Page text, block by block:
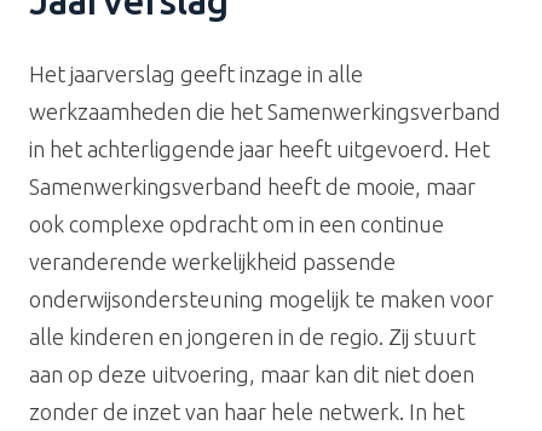
Het jaarverslag geeft inzage in alle
werkzaamheden die het Samenwerkingsverband
in het achterliggende jaar heeft uitgevoerd. Het
Samenwerkingsverband heeft de mooie, maar
ook complexe opdracht om in een continue
veranderende werkelijkheid passende
onderwijsondersteuning mogelijk te maken voor
alle kinderen en jongeren in de regio. Zij stuurt
aan op deze uitvoering, maar kan dit niet doen
zonder de inzet van haar hele netwerk. In het